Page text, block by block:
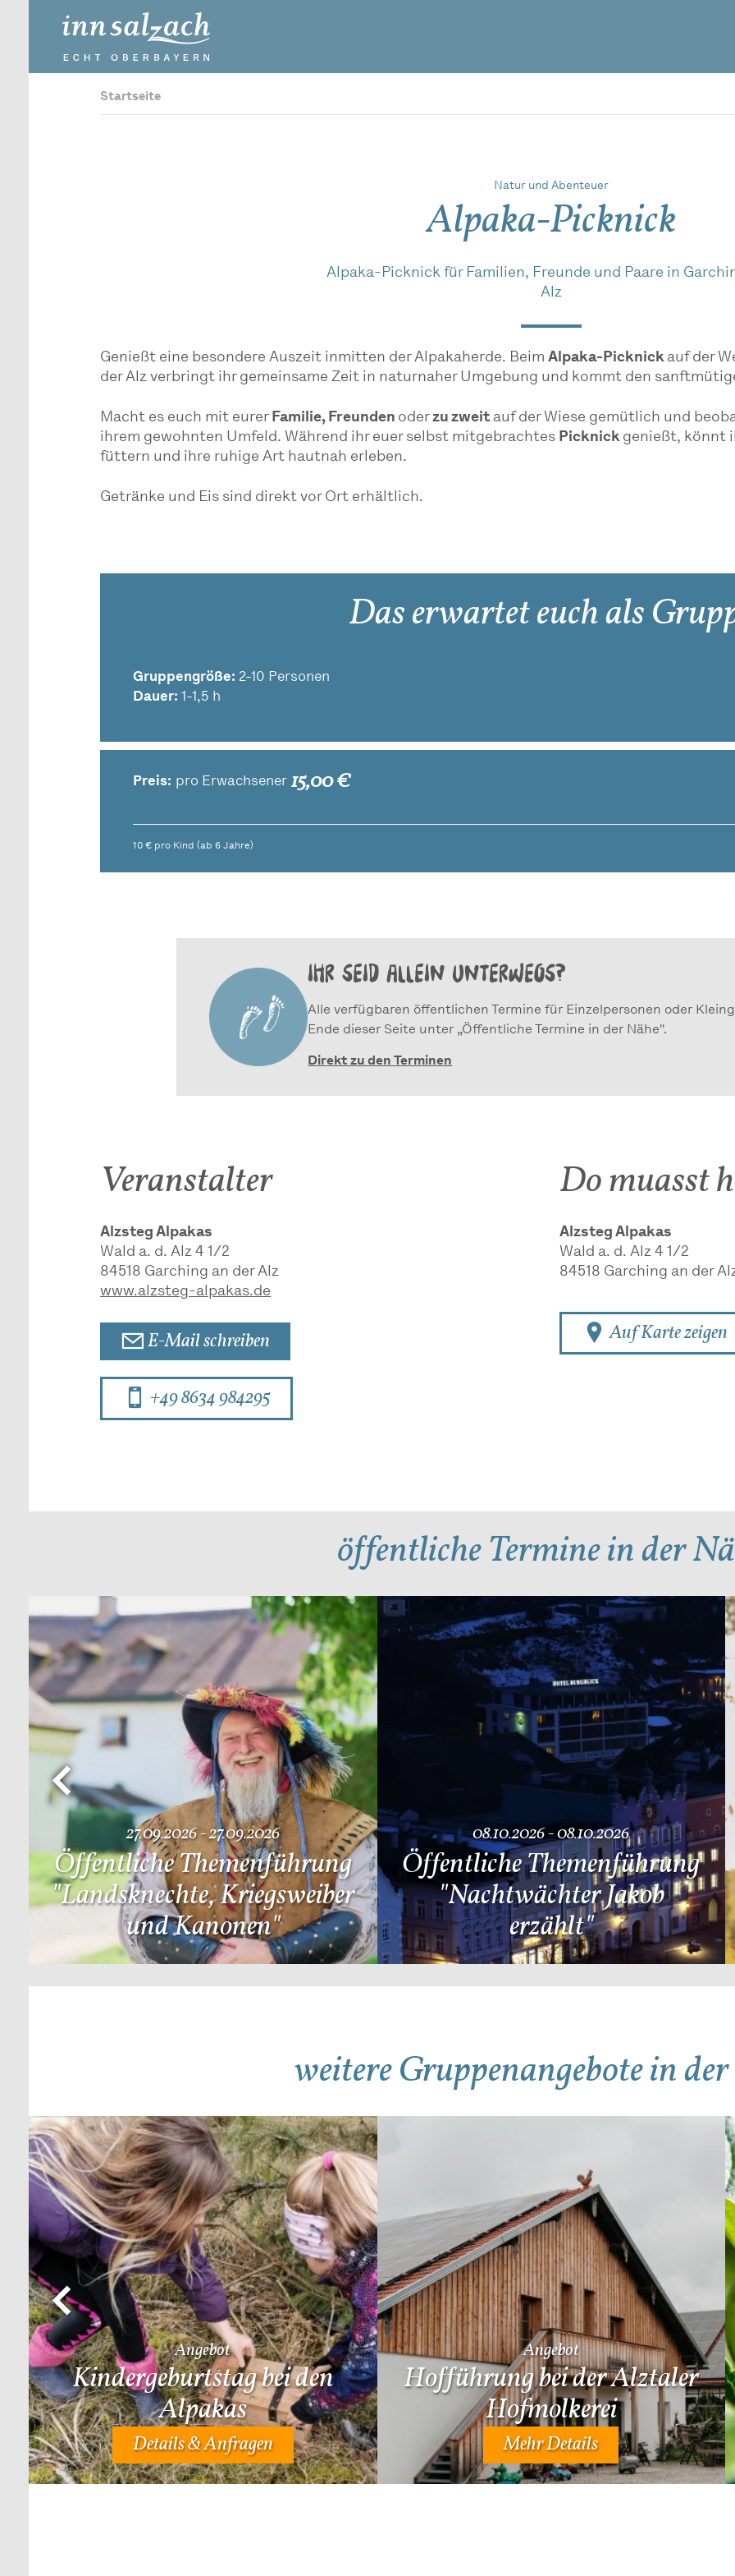
Startseite
Natur und Abenteuer
Alpaka-Picknick
Alpaka-Picknick für Familien, Freunde und Paare in
Alz
Genießt eine besondere Auszeit inmitten der Alpakaherde. BeimAlpaka-Picknick auf der
der Alz verbringt ihr gemeinsame Zeit in naturnaher Umgebung und kommt den
Macht es euch mit eurer Familie, Freunden oderzu zweitauf der Wiese gemütlich und
ihrem gewohnten Umfeld. Während ihr euer selbst mitgebrachtes Picknick genießt, könnt
füttern und ihre ruhige Art hautnah erleben.
Getränke und Eis sind direkt vor Ort erhältlich.
Das erwartet euch als
Gruppengröße: 2-10 Personen
Dauer: 1-1,5 h
Preis: pro Erwachsener 15,00 €
10 € pro Kind (ab 6 Jahre)
IHR SEID ALLEIN UNTERWEGS?
Alle verfügbaren öffentlichen Termine für Einzelpersonen oder
Ende dieser Seite unter „Öffentliche Termine in der Nähe".
Direkt zu den Terminen
Veranstalter
Alzsteg Alpakas
Wald a. d. Alz 4 1/2
84518 Garching an der Alz
www.alzsteg-alpakas.de
E-Mail schreiben
+49 8634 984295
Do muasst
Alzsteg Alpakas
Wald a. d. Alz 4 1/2
84518 Garching an der
Auf Karte zeigen
öffentliche Termine in der
27.09.2026 - 27.09.2026
Öffentliche Themenführung
"Landsknechte, Kriegsweiber
und Kanonen"
08.10.2026 - 08.10.2026
Öffentliche Themenführung
"Nachtwächter Jakob
erzählt"
Mehr Details
weitere Gruppenangebote in
Angebot
Kindergeburtstag bei den
Alpakas
Details & Anfragen
Angebot
Hofführung bei der Alztaler
Hofmolkerei
Mehr Details
Mehr Details Details & Anfragen